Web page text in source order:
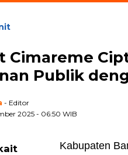
Cimareme
Publik
- Editor
2025 - 06:50 WIB
Kabupaten